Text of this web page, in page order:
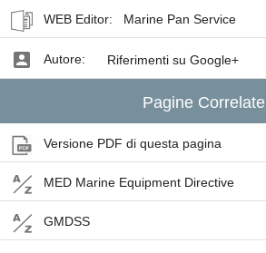
WEB Editor: Marine Pan Service
Autore: Riferimenti su Google+
Pagine Correlate
Versione PDF di questa pagina
MED Marine Equipment Directive
GMDSS